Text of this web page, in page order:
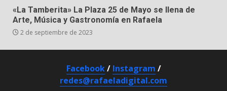
«La Tamberita» La Plaza 25 de Mayo se llena de
Arte, Música y Gastronomía en Rafaela
2 de septiembre de 2023
Facebook/ Instagram /
redes@rafaeladigital.com